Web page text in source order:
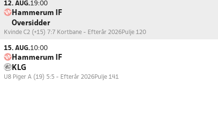
12. AUG.19:00
Hammerum IF
Oversidder
Kvinde C2 (+15) 7:7 Kortbane - Efterår 2026Pulje 120
15. AUG.10:00
Hammerum IF
KLG
U8 Piger A (19) 5:5 - Efterår 2026Pulje 141